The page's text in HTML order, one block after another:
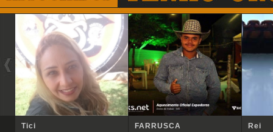
Tici FARRUSCA Rei